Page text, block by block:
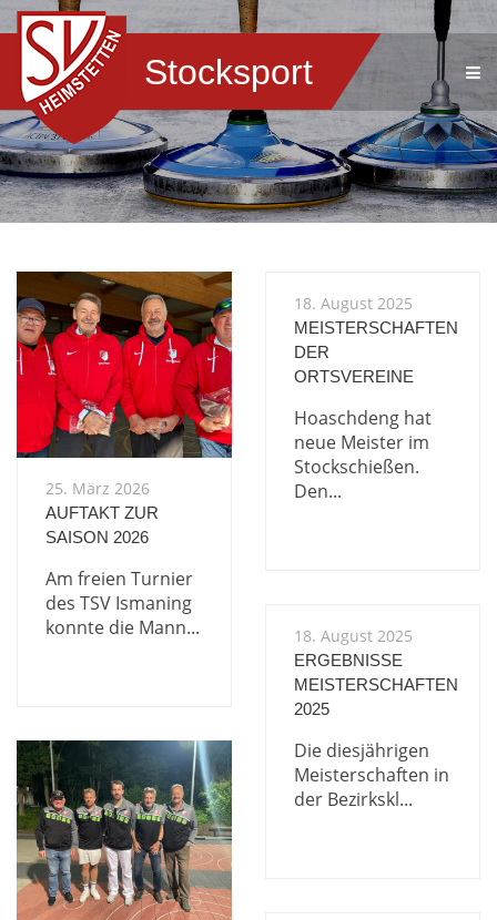
Stocksport
25. März 2026
AUFTAKT ZUR
SAISON 2026
Am freien Turnier
des TSV Ismaning
konnte die Mann...
18. August 2025
MEISTERSCHAFTEN
DER
ORTSVEREINE
Hoaschdeng hat
neue Meister im
Stockschießen.
Den...
18. August 2025
ERGEBNISSE
MEISTERSCHAFTEN
2025
Die diesjährigen
Meisterschaften in
der Bezirkskl...